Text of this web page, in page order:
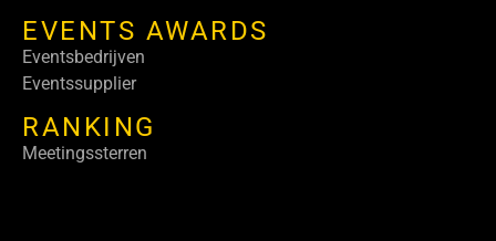
EVENTS AWARDS
Eventsbedrijven
Eventssupplier
RANKING
Meetingssterren